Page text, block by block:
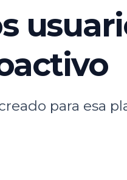
para esa